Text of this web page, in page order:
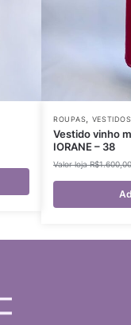
ROUPAS VESTIDOS
Vestido vinho
IORANE – 38
R$1.600,00